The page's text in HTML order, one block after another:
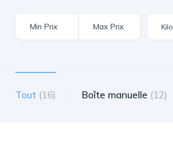
Tout (16) Boîte manuelle (12)